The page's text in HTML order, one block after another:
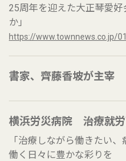
25周年を迎えた大正琴愛
か」
https://www.townnews.co.jp/
書家、齊藤香坡が主宰
横浜労災病院 治療就労
「治療しながら働きたい
働く日々に豊かな彩りを